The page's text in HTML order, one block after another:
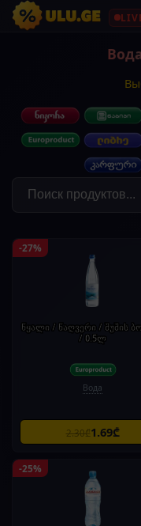
-27%
წყალი / წაღვერი / შუშის
/ 0.5ლ
Вода
2.30₾1.69₾
-25%